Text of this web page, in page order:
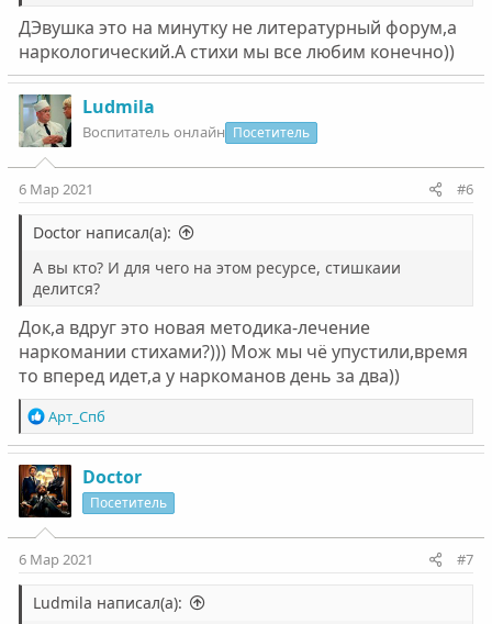
ДЭвушка это на минутку не литературный форум,а
наркологический.А стихи мы все любим конечно))
Ludmila
Воспитатель онлайн Посетитель
6 Мар 2021 #6
Doctor написал(а):
А вы кто? И для чего на этом ресурсе, стишкаии
делится?
Док,а вдруг это новая методика-лечение
наркомании стихами?))) Мож мы чё упустили,время
то вперед идет,а у наркоманов день за два))
Р
е
а
к
ц
и
и
:
Арт_Спб
Doctor
Посетитель
6 Мар 2021 #7
Ludmila написал(а):